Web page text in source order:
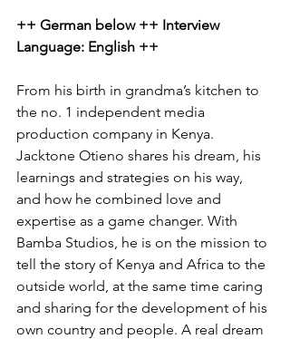
++ German below ++ Interview
Language: English ++
From his birth in grandma’s kitchen to
the no. 1 independent media
production company in Kenya.
Jacktone Otieno shares his dream, his
learnings and strategies on his way,
and how he combined love and
expertise as a game changer. With
Bamba Studios, he is on the mission to
tell the story of Kenya and Africa to the
outside world, at the same time caring
and sharing for the development of his
own country and people. A real dream